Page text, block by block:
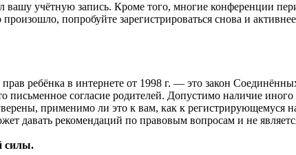
учётную запись. Кроме того, многие конференции
попробуйте зарегистрироваться снова и активнее
ребёнка в интернете от 1998 г. — это закон
согласие родителей. Допустимо наличие
применимо ли это к вам, как к регистрирующемуся
давать рекомендаций по правовым вопросам и не
силы.